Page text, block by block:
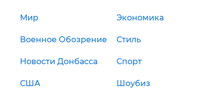
Мир Экономика
Военное Обозрение Стиль
Новости Донбасса Спорт
США Шоубиз